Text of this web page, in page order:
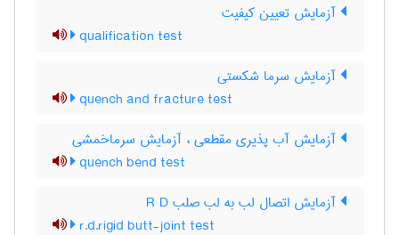
آزمایش تعیین کیفیت
qualification test
آزمایش سرما شکستی
quench and fracture test
آزمایش آب پذیری مقطعی ، آزمایش سرماخمشی
quench bend test
آزمایش اتصال لب به لب صلب R D
r.d.rigid butt-joint test